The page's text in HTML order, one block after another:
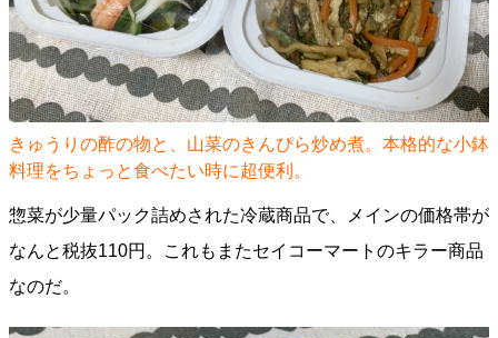
きゅうりの酢の物と、山菜のきんぴら炒め煮。本格的な小鉢
料理をちょっと食べたい時に超便利。
惣菜が少量パック詰めされた冷蔵商品で、メインの価格帯が
なんと税抜110円。これもまたセイコーマートのキラー商品
なのだ。